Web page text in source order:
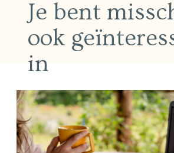
Je bent
ook
in